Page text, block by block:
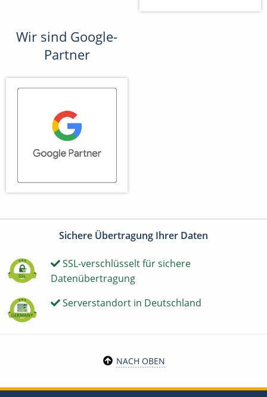
Wir sind Google-
Partner
Sichere Übertragung Ihrer Daten
SSL-verschlüsselt für sichere
Datenübertragung
Serverstandort in Deutschland
NACH OBEN